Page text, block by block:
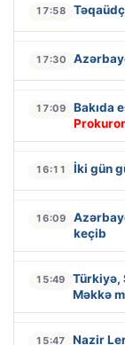
17:58
17:30
17:09 Bakıda
16:11 İki gün
16:09
keçib
15:49
Türkiyə,
Məkkə
15:47 Nazir